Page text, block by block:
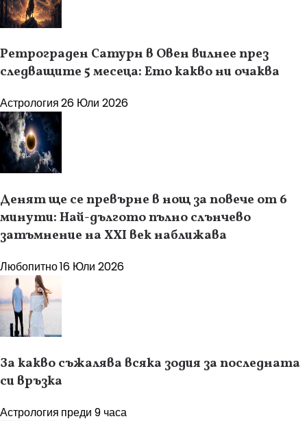
Ретрограден Сатурн в Овен вилнее през
следващите 5 месеца: Ето какво ни очаква
Астрология26 Юли 2026
Денят ще се превърне в нощ за повече от 6
минути: Най-дългото пълно слънчево
затъмнение на XXI век наближава
Любопитно16 Юли 2026
За какво съжалява всяка зодия за последната
си връзка
Астрология преди 9 часа